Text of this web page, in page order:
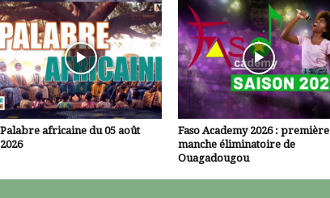
Palabre africaine du 05 août
2026
Faso Academy 2026 : première
manche éliminatoire de
Ouagadougou